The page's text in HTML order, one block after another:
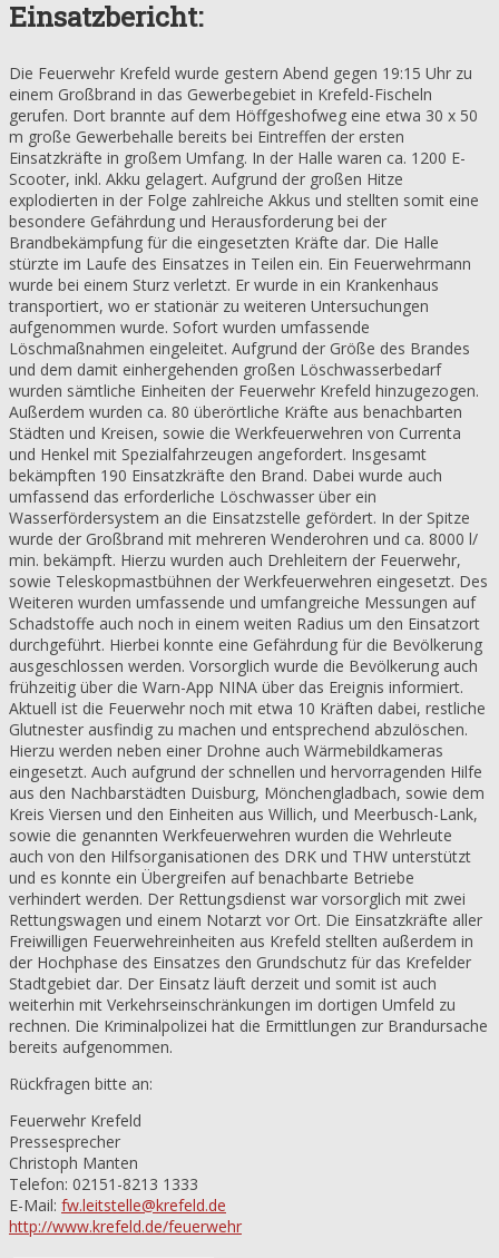
Einsatzbericht:
Die Feuerwehr Krefeld wurde gestern Abend gegen 19:15 Uhr zu
einem Großbrand in das Gewerbegebiet in Krefeld-Fischeln
gerufen. Dort brannte auf dem Höffgeshofweg eine etwa 30 x 50
m große Gewerbehalle bereits bei Eintreffen der ersten
Einsatzkräfte in großem Umfang. In der Halle waren ca. 1200 E-
Scooter, inkl. Akku gelagert. Aufgrund der großen Hitze
explodierten in der Folge zahlreiche Akkus und stellten somit eine
besondere Gefährdung und Herausforderung bei der
Brandbekämpfung für die eingesetzten Kräfte dar. Die Halle
stürzte im Laufe des Einsatzes in Teilen ein. Ein Feuerwehrmann
wurde bei einem Sturz verletzt. Er wurde in ein Krankenhaus
transportiert, wo er stationär zu weiteren Untersuchungen
aufgenommen wurde. Sofort wurden umfassende
Löschmaßnahmen eingeleitet. Aufgrund der Größe des Brandes
und dem damit einhergehenden großen Löschwasserbedarf
wurden sämtliche Einheiten der Feuerwehr Krefeld hinzugezogen.
Außerdem wurden ca. 80 überörtliche Kräfte aus benachbarten
Städten und Kreisen, sowie die Werkfeuerwehren von Currenta
und Henkel mit Spezialfahrzeugen angefordert. Insgesamt
bekämpften 190 Einsatzkräfte den Brand. Dabei wurde auch
umfassend das erforderliche Löschwasser über ein
Wasserfördersystem an die Einsatzstelle gefördert. In der Spitze
wurde der Großbrand mit mehreren Wenderohren und ca. 8000 l/
min. bekämpft. Hierzu wurden auch Drehleitern der Feuerwehr,
sowie Teleskopmastbühnen der Werkfeuerwehren eingesetzt. Des
Weiteren wurden umfassende und umfangreiche Messungen auf
Schadstoffe auch noch in einem weiten Radius um den Einsatzort
durchgeführt. Hierbei konnte eine Gefährdung für die Bevölkerung
ausgeschlossen werden. Vorsorglich wurde die Bevölkerung auch
frühzeitig über die Warn-App NINA über das Ereignis informiert.
Aktuell ist die Feuerwehr noch mit etwa 10 Kräften dabei, restliche
Glutnester ausfindig zu machen und entsprechend abzulöschen.
Hierzu werden neben einer Drohne auch Wärmebildkameras
eingesetzt. Auch aufgrund der schnellen und hervorragenden Hilfe
aus den Nachbarstädten Duisburg, Mönchengladbach, sowie dem
Kreis Viersen und den Einheiten aus Willich, und Meerbusch-Lank,
sowie die genannten Werkfeuerwehren wurden die Wehrleute
auch von den Hilfsorganisationen des DRK und THW unterstützt
und es konnte ein Übergreifen auf benachbarte Betriebe
verhindert werden. Der Rettungsdienst war vorsorglich mit zwei
Rettungswagen und einem Notarzt vor Ort. Die Einsatzkräfte aller
Freiwilligen Feuerwehreinheiten aus Krefeld stellten außerdem in
der Hochphase des Einsatzes den Grundschutz für das Krefelder
Stadtgebiet dar. Der Einsatz läuft derzeit und somit ist auch
weiterhin mit Verkehrseinschränkungen im dortigen Umfeld zu
rechnen. Die Kriminalpolizei hat die Ermittlungen zur Brandursache
bereits aufgenommen.
Rückfragen bitte an:
Feuerwehr Krefeld
Pressesprecher
Christoph Manten
Telefon: 02151-8213 1333
E-Mail: fw.leitstelle@krefeld.de
http://www.krefeld.de/feuerwehr